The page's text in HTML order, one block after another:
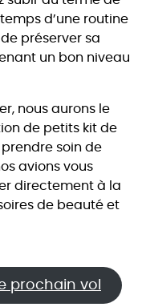
d’une routine
préserver sa
un bon niveau
nous aurons le
de petits kit de
soin de
avions vous
directement à la
de beauté et
prochain vol